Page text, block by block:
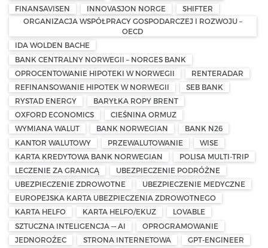
FINANSAVISEN INNOVASJON NORGE
SHIFTER
ORGANIZACJA WSPÓŁPRACY GOSPODARCZEJ I ROZWOJU –
OECD
IDA WOLDEN BACHE
BANK CENTRALNY NORWEGII – NORGES BANK
OPROCENTOWANIE HIPOTEKI W NORWEGII
RENTERADAR
REFINANSOWANIE HIPOTEK W NORWEGII
SEB BANK
RYSTAD ENERGY
BARYŁKA ROPY BRENT
OXFORD ECONOMICS
CIEŚNINA ORMUZ
WYMIANA WALUT
BANK NORWEGIAN
BANK N26
KANTOR WALUTOWY
PRZEWALUTOWANIE
WISE
KARTA KREDYTOWA BANK NORWEGIAN
POLISA MULTI-TRIP
LECZENIE ZA GRANICĄ
UBEZPIECZENIE PODRÓŻNE
UBEZPIECZENIE ZDROWOTNE
UBEZPIECZENIE MEDYCZNE
EUROPEJSKA KARTA UBEZPIECZENIA ZDROWOTNEGO
KARTA HELFO
KARTA HELFO/EKUZ
LOVABLE
SZTUCZNA INTELIGENCJA — AI
OPROGRAMOWANIE
JEDNOROŻEC
STRONA INTERNETOWA
GPT-ENGINEER